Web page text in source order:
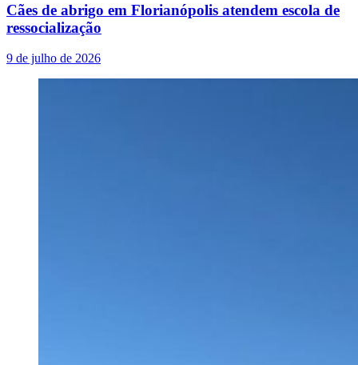
Cães de abrigo em Florianópolis atendem escola de
ressocialização
9 de julho de 2026